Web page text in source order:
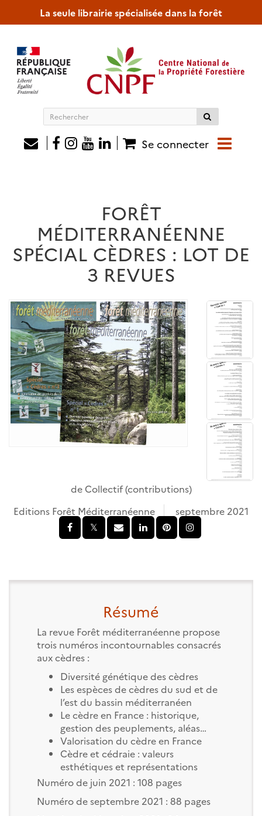
La seule librairie spécialisée dans la forêt
Rechercher
siteSe connecter
FORÊT
MÉDITERRANÉENNE
SPÉCIAL CÈDRES : LOT DE
3 REVUES
de Collectif(contributions)
Editions Forêt Méditerranéenne
septembre 2021
Résumé
La revue Forêt méditerranéenne propose
trois numéros incontournables consacrés
aux cèdres :
Diversité génétique des cèdres
Les espèces de cèdres du sud et de
l’est du bassin méditerranéen
Le cèdre en France : historique,
gestion des peuplements, aléas…
Valorisation du cèdre en France
Cèdre et cédraie : valeurs
esthétiques et représentations
Numéro de juin 2021 : 108 pages
Numéro de septembre 2021 : 88 pages